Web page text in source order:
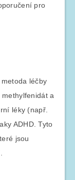
pro
léčby
a
léky (např.
ADHD. Tyto
jsou